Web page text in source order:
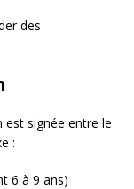
des
est signée entre le
:
6 à 9 ans)